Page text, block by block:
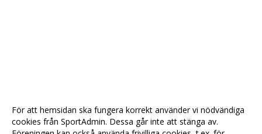
För att hemsidan ska fungera korrekt använder vi nödvändiga
cookies från SportAdmin. Dessa går inte att stänga av.